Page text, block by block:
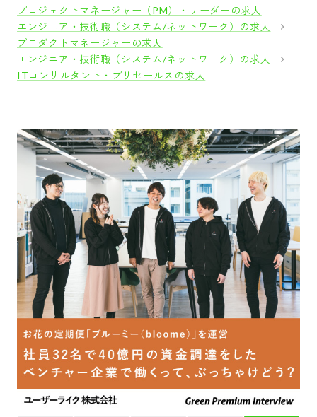
プロジェクトマネージャー（PM）・リーダーの求人
エンジニア・技術職（システム/ネットワーク）の求人
プロダクトマネージャーの求人
エンジニア・技術職（システム/ネットワーク）の求人
ITコンサルタント・プリセールスの求人